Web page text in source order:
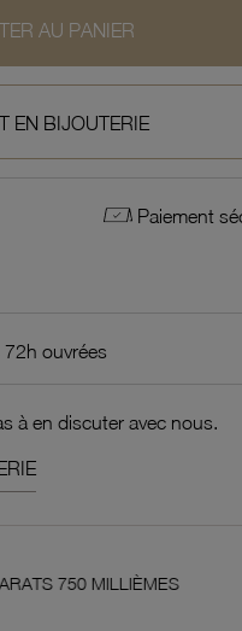
AU PANIER
EN BIJOUTERIE
Paiement
ouvrées
à en discuter avec nous.